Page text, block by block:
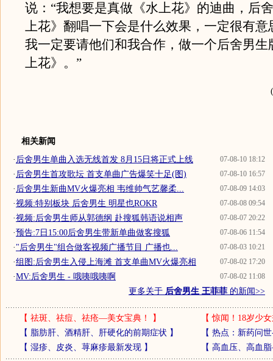
说：“我想要是真做《水上花》的迪曲，后
上花》翻唱一下会是什么效果，一定很有意
我一定要请他们和我合作，做一个后舍男生
上花》。”
相关新闻
07-08-10 18:12
· 后舍男生单曲入选无线首发 8月15日将正式上线
07-08-10 16:57
· 后舍男生首攻歌坛 首支单曲广告爆笑十足(图)
07-08-09 14:03
· 后舍男生新曲MV火爆亮相 韦维帅气艺馨柔...
07-08-08 09:54
·视频:特别板块 后舍男生 明星也ROKR
07-08-07 20:22
·视频:后舍男生师从郭德纲 赴搜狐韩语说相声
07-08-06 11:54
·预告:7日15:00后舍男生带新单曲做客搜狐
07-08-03 10:21
·"后舍男生"组合做客视频广播节目 广播也...
07-08-02 17:20
·组图:后舍男生入侵上海滩 首支单曲MV火爆亮相
07-08-02 11:08
·MV:后舍男生 - 哦咦哦咦啊
更多关于 后舍男生 王菲菲 的新闻>>
【 祛斑、祛痘、祛疮—美女宝典！ 】 【惊闻！18岁少
【 脂肪肝、酒精肝、肝硬化的前期症状 】 【 热点：新药问
【 湿疹、皮炎、荨麻疹最新发现】 【 高血压、高血